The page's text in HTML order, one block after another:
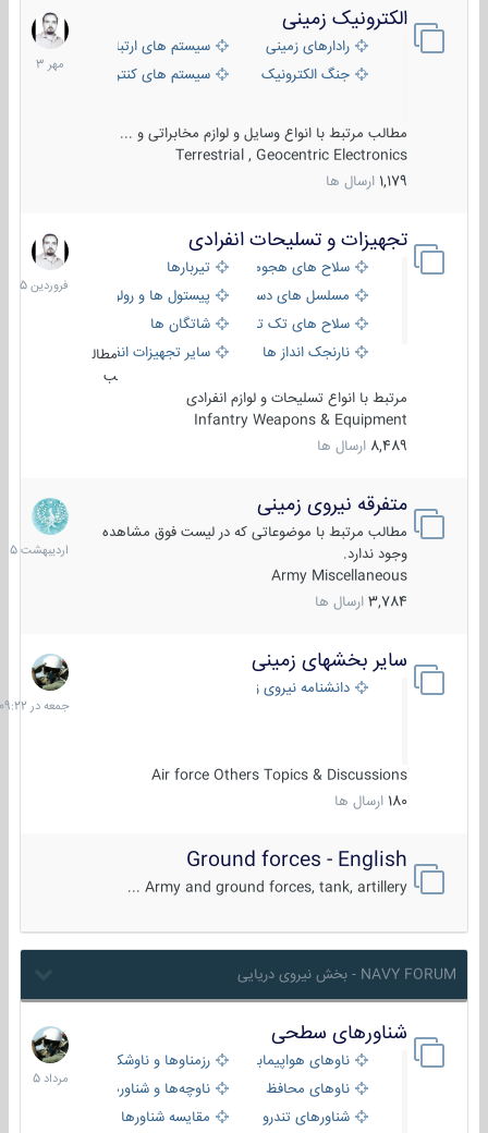
الکترونیک زمینی
رادارهای زمینی
سیستم های ارتباطی و جمع آوری
جنگ الکترونیک
سیستم های کنترل آتش و تجهیزات
مطالب مرتبط با انواع وسایل و لوازم مخابراتی و ...
Terrestrial , Geocentric Electronics
1,179 ارسال ها
1
مهر
1403
تجهیزات و تسلیحات انفرادی
سلاح های هجومی
تیربارها
مسلسل های دستی
پیستول ها و رولورها
سلاح های تک تیر اندازیشاتگان ها
نارنجک انداز ها
سایر تجهیزات انفرادی
مطال
ب
مرتبط با انواع تسلیحات و لوازم انفرادی
Infantry Weapons & Equipment
8,489 ارسال ها
17
فروردین
1405
متفرقه نیروی زمینی
مطالب مرتبط با موضوعاتی که در لیست فوق مشاهده
وجود ندارد.
Army Miscellaneous
3,784 ارسال ها
27
1405
سایر بخشهای زمینی
دانشنامه نیروی زمینی
Air force Others Topics & Discussions
180 ارسال ها
جمعه
در
09:22
Ground forces - English
Army and ground forces, tank, artillery ...
NAVY FORUM - بخش نیروی دریایی
شناورهای سطحی
ناوهای هواپیمابر و بالگرد بررزمناوها و ناوشکن‌ها
ناوهای محافظ
ناوچه‌ها و شناورهای گشتی
شناورهای تندرو
مقایسه شناورها
2
مرداد
1405